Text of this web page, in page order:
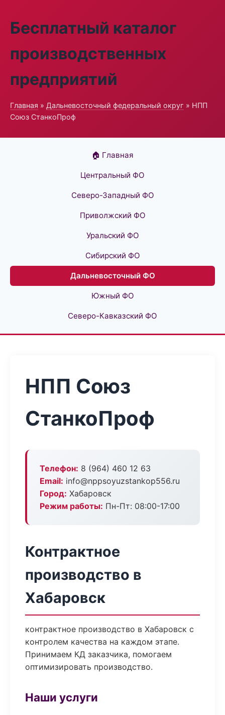
Бесплатный каталог
производственных
предприятий
Главная » Дальневосточный федеральный округ » НПП
Союз СтанкоПроф
🏠 Главная
Центральный ФО
Северо-Западный ФО
Приволжский ФО
Уральский ФО
Сибирский ФО
Дальневосточный ФО
Южный ФО
Северо-Кавказский ФО
НПП Союз
СтанкоПроф
Телефон: 8 (964) 460 12 63
Email: info@nppsoyuzstankop556.ru
Город: Хабаровск
Режим работы: Пн-Пт: 08:00-17:00
Контрактное
производство в
Хабаровск
контрактное производство в Хабаровск с
контролем качества на каждом этапе.
Принимаем КД заказчика, помогаем
оптимизировать производство.
Наши услуги